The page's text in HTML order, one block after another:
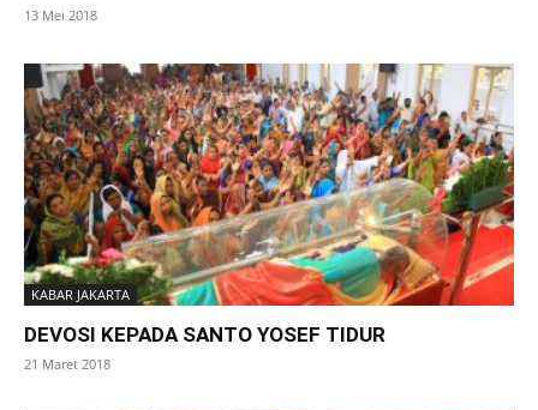
13 Mei 2018
KABAR JAKARTA
DEVOSI KEPADA SANTO YOSEF TIDUR
21 Maret 2018